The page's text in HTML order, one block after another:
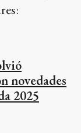
novedades
2025